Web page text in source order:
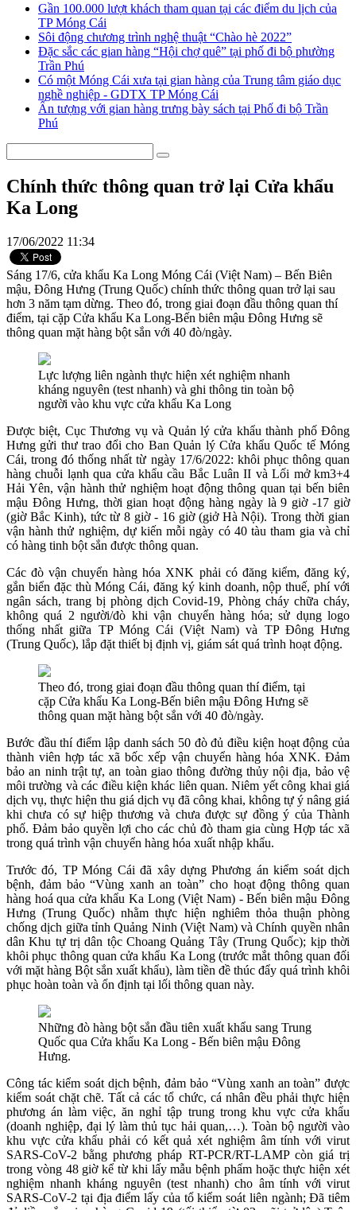
Gần 100.000 lượt khách tham quan tại các điểm du lịch của
TP Móng Cái
Sôi động chương trình nghệ thuật “Chào hè 2022”
Đặc sắc các gian hàng “Hội chợ quê” tại phố đi bộ phường
Trần Phú
Có một Móng Cái xưa tại gian hàng của Trung tâm giáo dục
nghề nghiệp - GDTX TP Móng Cái
Ấn tượng với gian hàng trưng bày sách tại Phố đi bộ Trần
Phú
Chính thức thông quan trở lại Cửa khẩu
Ka Long
17/06/2022 11:34
Sáng 17/6, cửa khẩu Ka Long Móng Cái (Việt Nam) – Bến Biên
mậu, Đông Hưng (Trung Quốc) chính thức thông quan trở lại sau
hơn 3 năm tạm dừng. Theo đó, trong giai đoạn đầu thông quan thí
điểm, tại cặp Cửa khẩu Ka Long-Bến biên mậu Đông Hưng sẽ
thông quan mặt hàng bột sắn với 40 đò/ngày.
Lực lượng liên ngành thực hiện xét nghiệm nhanh
kháng nguyên (test nhanh) và ghi thông tin toàn bộ
người vào khu vực cửa khẩu Ka Long
Được biệt, Cục Thương vụ và Quản lý cửa khẩu thành phố Đông
Hưng gửi thư trao đổi cho Ban Quản lý Cửa khẩu Quốc tế Móng
Cái, trong đó thống nhất từ ngày 17/6/2022: khôi phục thông quan
hàng chuỗi lạnh qua cửa khẩu cầu Bắc Luân II và Lối mở km3+4
Hải Yên, vận hành thử nghiệm hoạt động thông quan tại bến biên
mậu Đông Hưng, thời gian hoạt động hàng ngày là 9 giờ -17 giờ
(giờ Bắc Kinh), tức từ 8 giờ - 16 giờ (giở Hà Nội). Trong thời gian
vận hành thử nghiệm, dự kiến mỗi ngày có 40 tàu tham gia và chỉ
có hàng tinh bột sắn được thông quan.
Các đò vận chuyển hàng hóa XNK phải có đăng kiểm, đăng ký,
gắn biển đặc thù Móng Cái, đăng ký kinh doanh, nộp thuế, phí với
ngân sách, trang bị phòng dịch Covid-19, Phòng cháy chữa cháy,
không quá 2 người/đò khi vận chuyển hàng hóa; sử dụng logo
thống nhất giữa TP Móng Cái (Việt Nam) và TP Đông Hưng
(Trung Quốc), lắp đặt thiết bị định vị, giám sát quá trình hoạt động.
Theo đó, trong giai đoạn đầu thông quan thí điểm, tại
cặp Cửa khẩu Ka Long-Bến biên mậu Đông Hưng sẽ
thông quan mặt hàng bột sắn với 40 đò/ngày.
Bước đầu thí điểm lập danh sách 50 đò đủ điều kiện hoạt động của
thành viên hợp tác xã bốc xếp vận chuyển hàng hóa XNK. Đảm
bảo an ninh trật tự, an toàn giao thông đường thủy nội địa, bảo vệ
môi trường và các điều kiện khác liên quan. Niêm yết công khai giá
dịch vụ, thực hiện thu giá dịch vụ đã công khai, không tự ý nâng giá
khi chưa có sự hiệp thương và chưa được sự đồng ý của Thành
phố. Đảm bảo quyền lợi cho các chủ đò tham gia cùng Hợp tác xã
trong quá trình vận chuyển hàng hóa xuất nhập khẩu.
Trước đó, TP Móng Cái đã xây dựng Phương án kiểm soát dịch
bệnh, đảm bảo “Vùng xanh an toàn” cho hoạt động thông quan
hàng hoá qua cửa khẩu Ka Long (Việt Nam) - Bến biên mậu Đông
Hưng (Trung Quốc) nhằm thực hiện nghiêm thỏa thuận phòng
chống dịch giữa tỉnh Quảng Ninh (Việt Nam) và Chính quyền nhân
dân Khu tự trị dân tộc Choang Quảng Tây (Trung Quốc); kịp thời
khôi phục thông quan cửa khẩu Ka Long (trước mắt thông quan đối
với mặt hàng Bột sắn xuất khẩu), làm tiền đề thúc đẩy quá trình khôi
phục hoàn toàn và ổn định tại lối thông quan này.
Những đò hàng bột sắn đầu tiên xuất khẩu sang Trung
Quốc qua Cửa khẩu Ka Long - Bến biên mậu Đông
Hưng.
Công tác kiểm soát dịch bệnh, đảm bảo “Vùng xanh an toàn” được
kiểm soát chặt chẽ. Tất cả các tổ chức, cá nhân đều phải thực hiện
phương án làm việc, ăn nghỉ tập trung trong khu vực cửa khẩu
(doanh nghiệp, đại lý làm thủ tục hải quan,…). Toàn bộ người vào
khu vực cửa khẩu phải có kết quả xét nghiệm âm tính với virut
SARS-CoV-2 bằng phương pháp RT-PCR/RT-LAMP còn giá trị
trong vòng 48 giờ kể từ khi lấy mẫu bệnh phẩm hoặc thực hiện xét
nghiệm nhanh kháng nguyên (test nhanh) cho âm tính với virut
SARS-CoV-2 tại địa điểm lấy của tổ kiểm soát liên ngành; Đã tiêm